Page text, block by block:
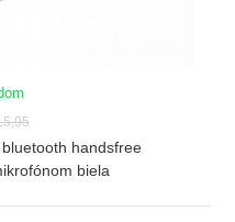
handsfree
biela